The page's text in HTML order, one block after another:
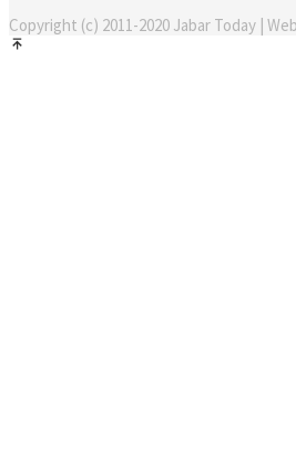
Copyright (c) 2011-2020 Jabar Today |